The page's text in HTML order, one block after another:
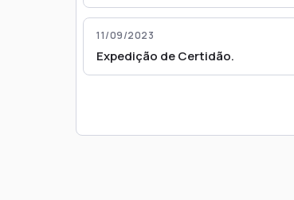
11/09/2023
Expedição de Certidão.